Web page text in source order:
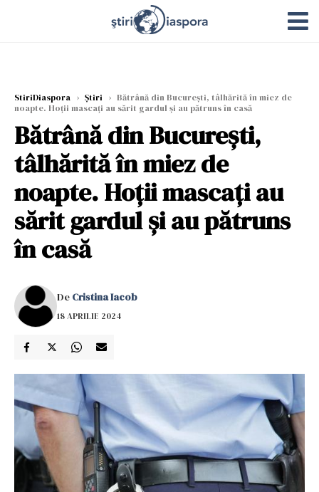
StiriDiaspora › Știri › Bătrână din București, tâlhărită în miez de
noapte. Hoții mascați au sărit gardul și au pătruns în casă
Bătrână din București,
tâlhărită în miez de
noapte. Hoții mascați au
sărit gardul și au pătruns
în casă
De Cristina Iacob
18 APRILIE 2024